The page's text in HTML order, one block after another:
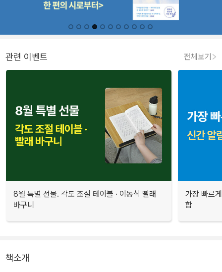
관련 이벤트 전체보기
8월 특별 선물. 각도 조절 테이블 · 이동식 빨래
바구니
가장 빠르
합
책소개